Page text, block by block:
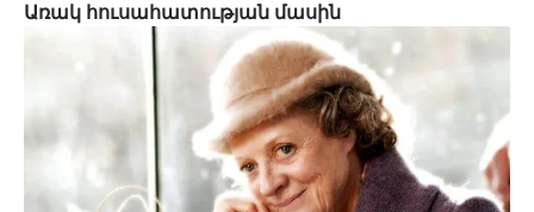
Առակ հուսահատության մասին